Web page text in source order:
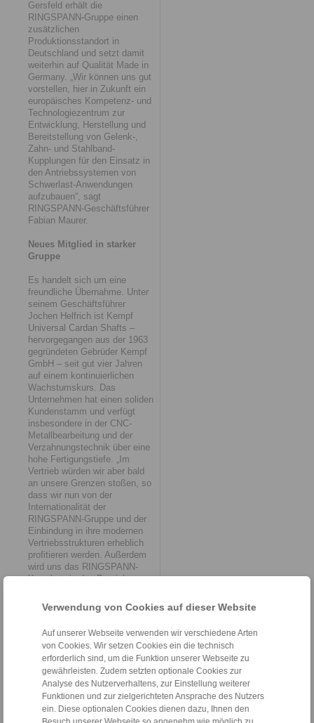
Verwendung von Cookies auf dieser Website
Auf unserer Webseite verwenden wir verschiedene Arten
von Cookies. Wir setzen Cookies ein die technisch
erforderlich sind, um die Funktion unserer Webseite zu
gewährleisten. Zudem setzten optionale Cookies zur
Analyse des Nutzerverhaltens, zur Einstellung weiterer
Funktionen und zur zielgerichteten Ansprache des Nutzers
ein. Diese optionalen Cookies dienen dazu, Ihnen den
Gersfeld erhält die
RINGSPANN-Gruppe einen
zusätzlichen
Produktionsstandort in
Deutschland und setzt damit
weiterhin auf Qualität Made in
Germany. „Wir können uns gut
vorstellen, hier in Zukunft ein
europäisches Kompetenz- und
Technologiezentrum zur
Entwicklung, Herstellung und
Bereitstellung von Gelenk-,
Zahn- und Stahlband-
Kupplungen für den Einsatz in
den Antriebssystemen von
Schwerlast-Anwendungen
aufzubauen“, sagt
RINGSPANN-Geschäftsführer
Fabian Maurer.
Neues Mitglied in starker
Gruppe
Es handelt sich um eine
freundliche Übernahme. Unter
seinem Geschäftsführer
Jochen Helfrich ist Kempf
Universal Cardan Shafts –
hervorgegangen aus der 1963
gegründeten Gebrüder Kempf
GmbH – seit gut vier Jahren
auf einem kontinuierlichen
Wachstumskurs. Das
Unternehmen hat einen soliden
Kundenstamm und verfügt
insbesondere in der CNC-
Metallbearbeitung und der
Verzahnungstechnik über eine
hohe Fertigungstiefe. „Im
Vertrieb würden wir aber bald
an unsere Grenzen stoßen, so
dass wir nun von der
Internationalität der
RINGSPANN-Gruppe und der
Einbindung in ihre modernen
Vertriebsstrukturen erheblich
profitieren werden. Außerdem
wird uns das RINGSPANN-
Knowhow in den Bereichen
Informationstechnik und
Marketing entscheidend
Helfrich.
Das neue Mitglied der Gruppe
wird als RINGSPANN Kempf
GmbH firmieren. Die Führung
des Unternehmens bleibt in
den bewährten Händen von